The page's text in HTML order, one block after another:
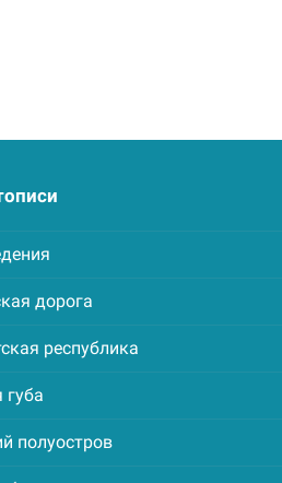
дорога
республика
губа
полуостров